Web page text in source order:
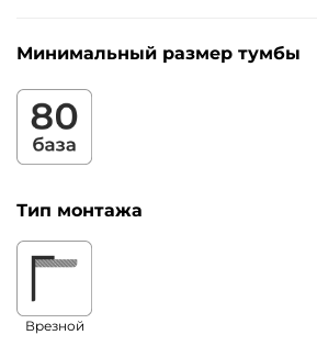
Минимальный размер тумбы
Тип монтажа
Врезной